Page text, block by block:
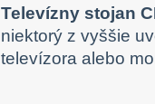
Televízny stojan
niektorý z vyššie
televízora alebo